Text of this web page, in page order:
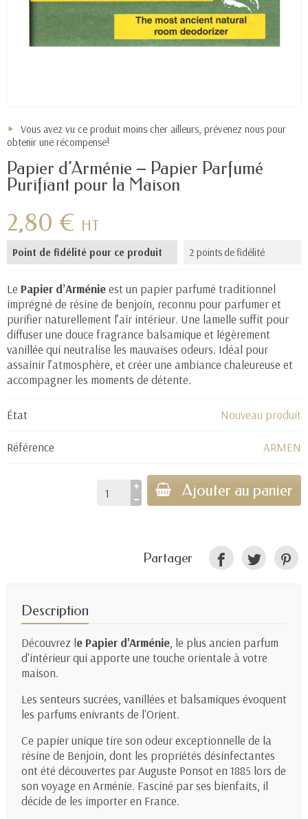
Vous avez vu ce produit moins cher ailleurs, prévenez nous pour
obtenir une récompense!
Papier d’Arménie – Papier Parfumé
Purifiant pour la Maison
2,80 € HT
Point de fidélité pour ce produit 2 points de fidélité
Le Papier d’Arménieest un papier parfumé traditionnel
imprégné de résine de benjoin, reconnu pour parfumer et
purifier naturellement l’air intérieur. Une lamelle suffit pour
diffuser une douce fragrance balsamique et légèrement
vanillée qui neutralise les mauvaises odeurs. Idéal pour
assainir l’atmosphère, et créer une ambiance chaleureuse et
accompagner les moments de détente.
État Nouveau produit
Référence ARMEN
Ajouter au panier
Partager
Description
Découvrez le Papier d'Arménie, le plus ancien parfum
d'intérieur qui apporte une touche orientale à votre
maison.
Les senteurs sucrées, vanillées et balsamiques évoquent
les parfums enivrants de l'Orient.
Ce papier unique tire son odeur exceptionnelle de la
résine de Benjoin, dont les propriétés désinfectantes
ont été découvertes par Auguste Ponsot en 1885 lors de
son voyage en Arménie. Fasciné par ses bienfaits, il
décide de les importer en France.